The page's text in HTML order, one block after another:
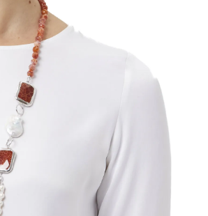
Zilver, met een
Kwarts en Parels.
gerhodineerde
Italië.